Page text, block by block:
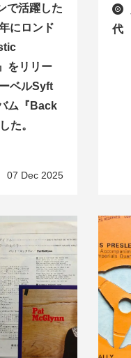
で活躍した
にロンド
をリリー
ベルSyft
ム『Back
た。
07 Dec 2025
代